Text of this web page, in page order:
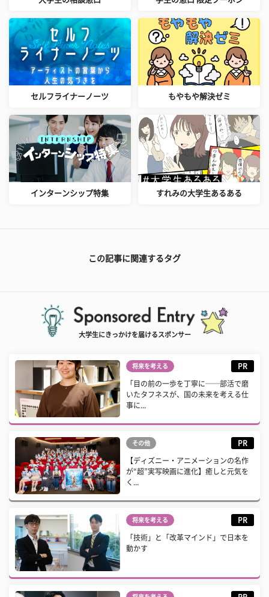
セルフライナーノーツ もやもや解決ゼミ
インターンシップ特集 すれみの大学生あるある
この記事に関連するタグ
大学生にきっかけを届けるスポンサー
将来を考える PR
「目の前の一歩を丁寧に──部活で磨
いたタフネスが、国の未来を考える仕
事に...
その他 PR
【ディズニー・アニメーションの名作
が“超”実写映画に進化】癒しと元気を
く...
将来を考える PR
「技術」と「改革マインド」で日本を
動かす